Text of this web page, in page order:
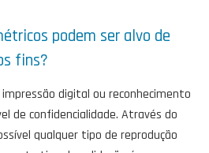
podem ser alvo de
fins?
digital ou reconhecimento
de confidencialidade. Através do
qualquer tipo de reprodução